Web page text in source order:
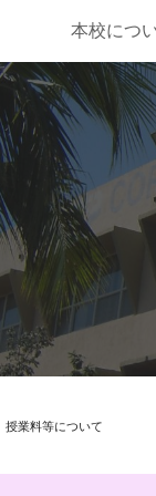
本校につ
授業料等について